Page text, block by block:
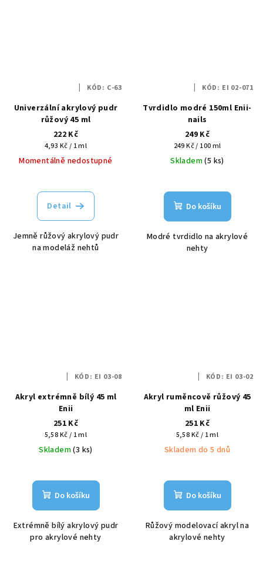
Univerzální akrylový pudr
růžový 45 ml
222 Kč
Měrná
cena:
4,93 Kč / 1 ml
Momentálně nedostupné
Detail
Jemně růžový akrylový pudr
na modeláž nehtů
KÓD: C-63
Tvrdidlo modré 150ml Enii-
nails
249 Kč
Měrná
cena:
249 Kč / 100 ml
Skladem(5 ks)
Do košíku
Modré tvrdidlo na akrylové
nehty
KÓD: EI 02-071
Akryl extrémně bílý 45 ml
Enii
251 Kč
Měrná
cena:
5,58 Kč / 1 ml
Skladem(3 ks)
Do košíku
Extrémně bílý akrylový pudr
pro akrylové nehty
KÓD: EI 03-08
Akryl ruměncově růžový 45
ml Enii
251 Kč
Měrná
cena:
5,58 Kč / 1 ml
Skladem do 5 dnů
Do košíku
Růžový modelovací akryl na
akrylové nehty
KÓD: EI 03-02